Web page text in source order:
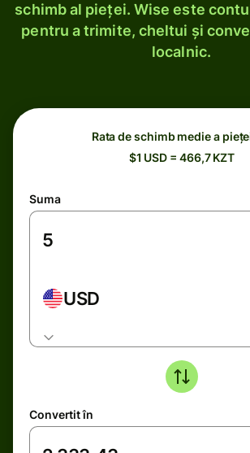
schimb al pieței. Wise este
pentru a trimite, cheltui și
localnic.
Rata de schimb medie a
$1 USD = 466,7 KZT
Suma
USD
Convertit în